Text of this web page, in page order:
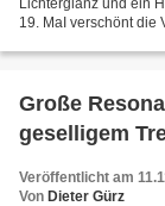
19. MaI verschönt die
Große
geselligem
Veröffentlicht am
Von Dieter Gürz